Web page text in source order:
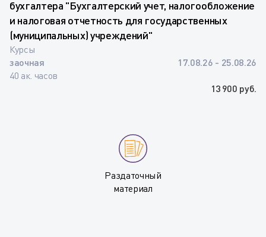
бухгалтера "Бухгалтерский учет, налогообложение
и налоговая отчетность для государственных
(муниципальных) учреждений"
Курсы
заочная
40 ак. часов
17.08.26 - 25.08.26
13 900 руб.
Раздаточный
материал